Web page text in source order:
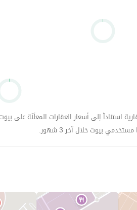
استناداّ إلى أسعار العقارات المعلَنَة على
بيوت خلال آخر 3 شهور.